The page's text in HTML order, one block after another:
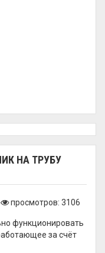
НА ТРУБУ
просмотров: 3106
функционировать
за счёт